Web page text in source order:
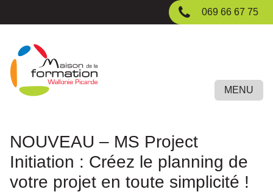
principal
069 66 67 75
MENU
NOUVEAU – MS Project
Initiation : Créez le planning de
votre projet en toute simplicité !